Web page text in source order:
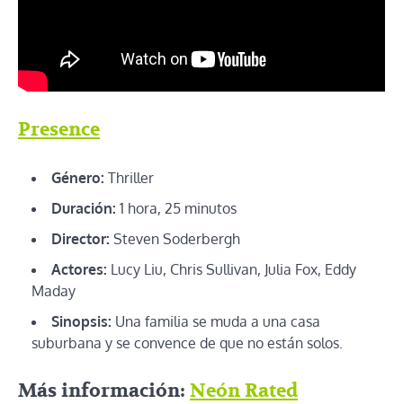
Presence
Género: Thriller
Duración: 1 hora, 25 minutos
Director: Steven Soderbergh
Actores: Lucy Liu, Chris Sullivan, Julia Fox, Eddy
Maday
Sinopsis: Una familia se muda a una casa
suburbana y se convence de que no están solos.
Más información: Neón Rated